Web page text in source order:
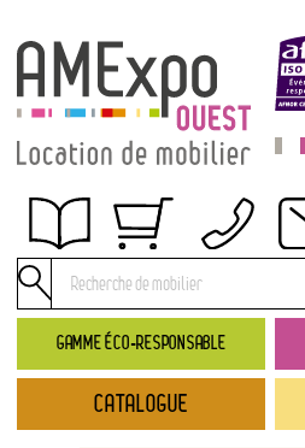
GAMME ÉCO-RESPONSABLE
Obtenir un devis
Conditions générales de location
Conditions de règlement
Contact
Catalogue
CATALOGUE